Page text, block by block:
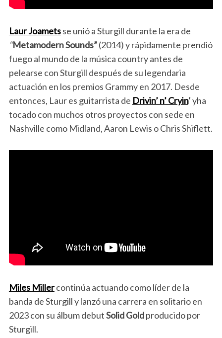
Laur Joametsse unió a Sturgill durante la era de
“Metamodern Sounds”(2014)y rápidamente prendió
fuego al mundo de la música country antes de
pelearse con Sturgill después de su legendaria
actuación en los premios Grammy en 2017. Desde
entonces, Laur es guitarrista de Drivin’ n’ Cryin‘yha
tocado con muchos otros proyectos con sede en
Nashville como Midland, Aaron Lewis o Chris Shiflett.
Miles Millercontinúa actuando como líder de la
banda de Sturgill y lanzó una carrera en solitario en
2023 con su álbum debutSolid Goldproducido por
Sturgill.